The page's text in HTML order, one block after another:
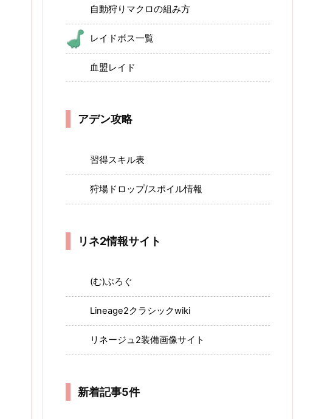
自動狩りマクロの組み方
レイドボス一覧
血盟レイド
アデン攻略
習得スキル表
狩場ドロップ/スポイル情報
リネ2情報サイト
(む)ぶろぐ
Lineage2クラシックwiki
リネージュ2装備画像サイト
新着記事5件